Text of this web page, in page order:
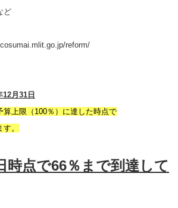
ど
reform/
月31日
算上限（100％）に達した時点で
。
時点で66％まで到達して